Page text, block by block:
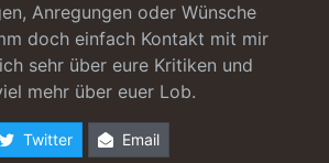
Anregungen oder Wünsche
doch einfach Kontakt mit mir
sehr über eure Kritiken und
mehr über euer Lob.
Twitter Email